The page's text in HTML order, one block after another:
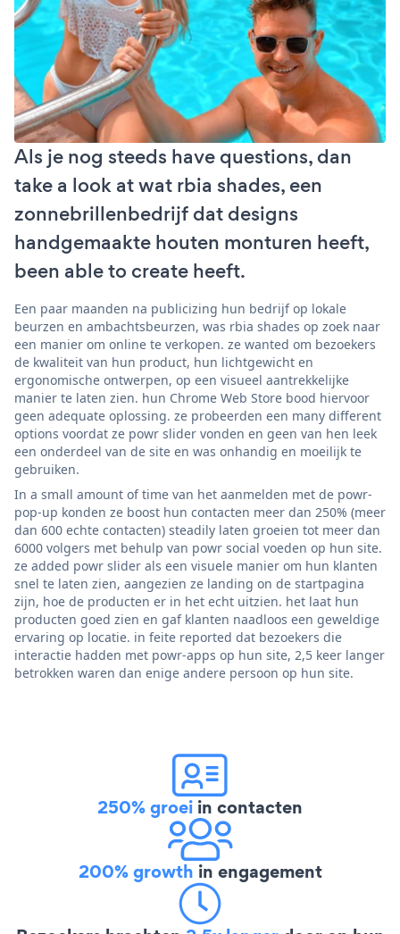
Als je nog steeds have questions, dan
take a look at wat rbia shades, een
zonnebrillenbedrijf dat designs
handgemaakte houten monturen heeft,
been able to create heeft.
Een paar maanden na publicizing hun bedrijf op lokale
beurzen en ambachtsbeurzen, was rbia shades op zoek naar
een manier om online te verkopen. ze wanted om bezoekers
de kwaliteit van hun product, hun lichtgewicht en
ergonomische ontwerpen, op een visueel aantrekkelijke
manier te laten zien. hun Chrome Web Store bood hiervoor
geen adequate oplossing. ze probeerden een many different
options voordat ze powr slider vonden en geen van hen leek
een onderdeel van de site en was onhandig en moeilijk te
gebruiken.
In a small amount of time van het aanmelden met de powr-
pop-up konden ze boost hun contacten meer dan 250% (meer
dan 600 echte contacten) steadily laten groeien tot meer dan
6000 volgers met behulp van powr social voeden op hun site.
ze added powr slider als een visuele manier om hun klanten
snel te laten zien, aangezien ze landing on de startpagina
zijn, hoe de producten er in het echt uitzien. het laat hun
producten goed zien en gaf klanten naadloos een geweldige
ervaring op locatie. in feite reported dat bezoekers die
interactie hadden met powr-apps op hun site, 2,5 keer langer
betrokken waren dan enige andere persoon op hun site.
250% groei in contacten
200% growth in engagement